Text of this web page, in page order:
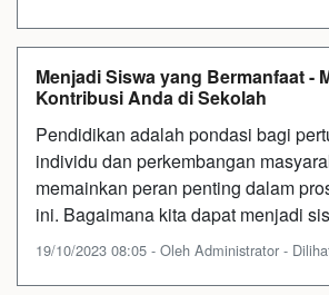
Menjadi Siswa yang Bermanfaat -
Kontribusi Anda di Sekolah
Pendidikan adalah pondasi bagi
individu dan perkembangan
memainkan peran penting dalam
ini. Bagaimana kita dapat menjadi
19/10/2023 08:05 - Oleh Administrator -